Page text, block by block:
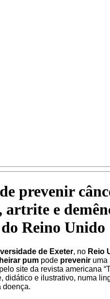
prevenir
artrite e
Reino Unido
de Exeter, no Reio
pum pode prevenir
site da revista americana
didático e ilustrativo, numa
doença.